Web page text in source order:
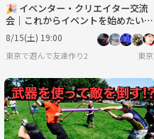
🎉 イベンター・クリエイター交流
会｜これからイベントを始めたい方
も歓迎！
8/15(土) 19:00
東京で遊んで友達作り2 東京